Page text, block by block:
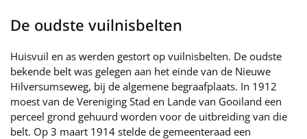
De oudste vuilnisbelten
Huisvuil en as werden gestort op vuilnisbelten. De oudste
bekende belt was gelegen aan het einde van de Nieuwe
Hilversumseweg, bij de algemene begraafplaats. In 1912
moest van de Vereniging Stad en Lande van Gooiland een
perceel grond gehuurd worden voor de uitbreiding van die
belt. Op 3 maart 1914 stelde de gemeenteraad een